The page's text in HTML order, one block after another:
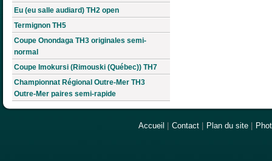
Eu (eu salle audiard) TH2 open
Termignon TH5
Coupe Onondaga TH3 originales semi-
normal
Coupe Imokursi (Rimouski (Québec)) TH7
Championnat Régional Outre-Mer TH3
Outre-Mer paires semi-rapide
Accueil Contact Plan du site